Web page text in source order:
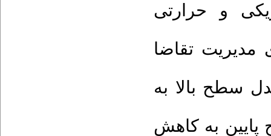
و حرارتی
تقاضا
سطح بالا به
به کاهش